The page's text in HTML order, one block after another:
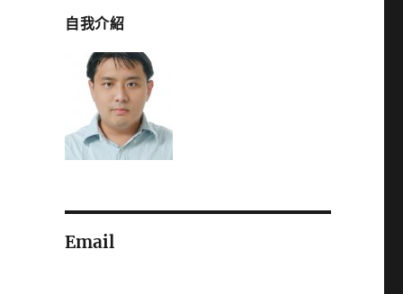
自我介紹
Email